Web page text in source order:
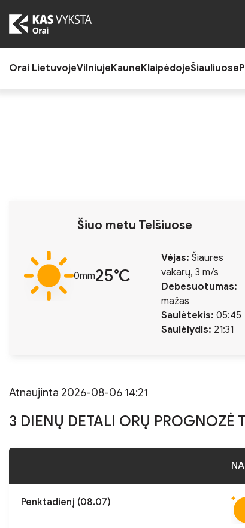
to
the
Orai LietuvojeVilniujeKauneKlaipėdojeŠiauliuose
Šiuo metu Telšiuose
0mm25℃
Vėjas: Šiaurės
vakarų, 3 m/s
Debesuotumas:
mažas
Saulėtekis: 05:45
Saulėlydis: 21:31
Atnaujinta 2026-08-06 14:21
3 DIENŲ DETALI ORŲ PROGNOZĖ
Penktadienį (08.07)